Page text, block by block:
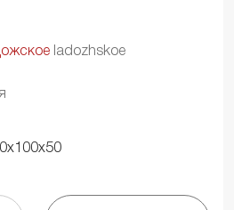
ladozhskoe